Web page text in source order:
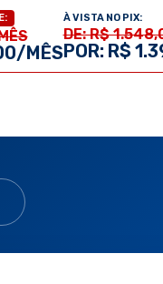
MÊS
À VISTA NO PIX:
DE: R$
POR: R$